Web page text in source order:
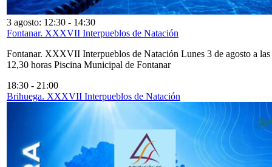
3 agosto: 12:30 - 14:30
Fontanar. XXXVII Interpueblos de Natación
Fontanar. XXXVII Interpueblos de Natación Lunes 3 de agosto a las
12,30 horas Piscina Municipal de Fontanar
18:30 - 21:00
Brihuega. XXXVII Interpueblos de Natación